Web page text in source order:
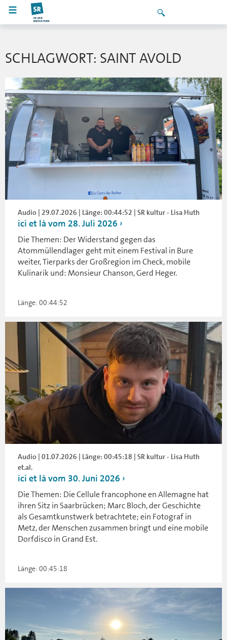
SCHLAGWORT: SAINT AVOLD
Audio | 29.07.2026 | Länge: 00:44:52 | SR kultur - Lisa Huth
ici et là vom 28. Juli 2026
Die Themen: Der Widerstand gegen das
Atommüllendlager geht mit einem Festival in Bure
weiter, Tierparks der Großregion im Check, mobile
Kulinarik und: Monsieur Chanson, Gerd Heger.
Länge: 00:44:52
Audio | 01.07.2026 | Länge: 00:45:18 | SR kultur - Lisa Huth
et.al.
ici et là vom 30. Juni 2026
Die Themen: Die Cellule francophone en Allemagne hat
ihren Sitz in Saarbrücken; Marc Bloch, der Geschichte
als Gesamtkunstwerk betrachtete; ein Fotograf in
Metz, der Menschen zusammen bringt und eine mobile
Dorfdisco in Grand Est.
Länge: 00:45:18